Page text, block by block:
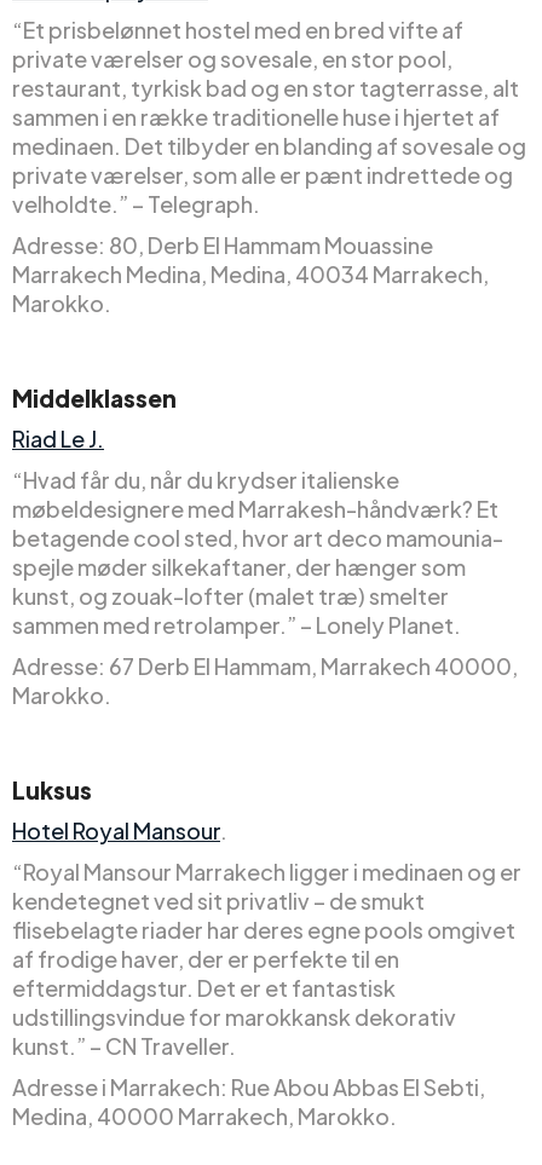
“Et prisbelønnet hostel med en bred vifte af
private værelser og sovesale, en stor pool,
restaurant, tyrkisk bad og en stor tagterrasse, alt
sammen i en række traditionelle huse i hjertet af
medinaen. Det tilbyder en blanding af sovesale og
private værelser, som alle er pænt indrettede og
velholdte.” – Telegraph.
Adresse: 80, Derb El Hammam Mouassine
Marrakech Medina, Medina, 40034 Marrakech,
Marokko.
Middelklassen
Riad Le J.
“Hvad får du, når du krydser italienske
møbeldesignere med Marrakesh-håndværk? Et
betagende cool sted, hvor art deco mamounia-
spejle møder silkekaftaner, der hænger som
kunst, og zouak-lofter (malet træ) smelter
sammen med retrolamper.” – Lonely Planet.
Adresse: 67 Derb El Hammam, Marrakech 40000,
Marokko.
Luksus
Hotel Royal Mansour.
“Royal Mansour Marrakech ligger i medinaen og er
kendetegnet ved sit privatliv – de smukt
flisebelagte riader har deres egne pools omgivet
af frodige haver, der er perfekte til en
eftermiddagstur. Det er et fantastisk
udstillingsvindue for marokkansk dekorativ
kunst.” – CN Traveller.
Adresse i Marrakech: Rue Abou Abbas El Sebti,
Medina, 40000 Marrakech, Marokko.